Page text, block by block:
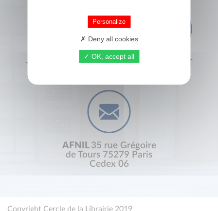
+33 (0) 1 44 41 29 19 CONTACT
AFNIL 35 rue Grégoire
de Tours 75279 Paris
Cedex 06
Copyright Cercle de la Librairie 2019
Personalize
Deny all cookies
OK, accept all